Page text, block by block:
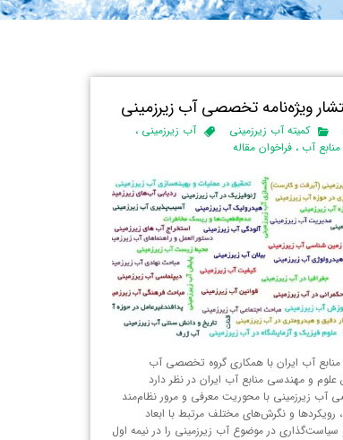
ویژه‌نامه تخصصی آب زیرزمینی
کمیته آب زیرزمینی آب زیرزمینی ،
آب ، فراخوان مقاله
آب ایران با همکاری گروه تخصصی آب
علوم و مهندسی منابع آب ایران در نظر دارد
آب زیرزمینی با محوریت معرفی و مرور نظام‌مند
رویکردها و نگرش‌های مختلف مرتبط با ابعاد
در موضوع آب زیرزمینی را در نیمه اول